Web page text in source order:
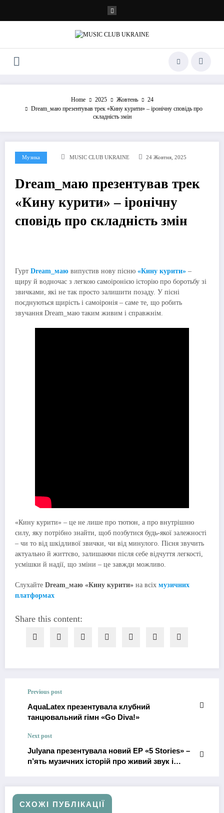
контенту
Home 2025 Жовтень
24
Dream_маю презентував трек «Кину курити» – іронічну сповідь про
складність змін
Музика MUSIC CLUB UKRAINE 24 Жовтня, 2025
Dream_маю презентував трек
«Кину курити» – іронічну
сповідь про складність змін
Гурт Dream_маю випустив нову пісню «Кину курити» –
щиру й водночас з легкою самоіронією історію про боротьбу зі
звичками, які не так просто залишити позаду. У пісні
поєднуються щирість і самоіронія – саме те, що робить
звучання Dream_маю таким живим і справжнім.
«Кину курити» – це не лише про тютюн, а про внутрішню
силу, яку потрібно знайти, щоб позбутися будь-якої залежності
– чи то від шкідливої звички, чи від минулого. Пісня звучить
актуально й життєво, залишаючи після себе відчуття легкості,
усмішки й надії, що зміни – це завжди можливо.
Слухайте Dream_маю «Кину курити» на всіх музичних
платформах
Share this content:
Previous post
AquaLatex презентувала клубний
танцювальний гімн «Go Diva!»
Next post
Julyana презентувала новий EP «5 Stories» –
п’ять музичних історій про живий звук і
СХОЖІ ПУБЛІКАЦІЇ